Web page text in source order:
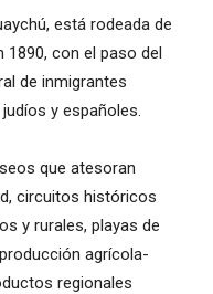
está rodeada de
1890, con el paso del
de inmigrantes
y españoles.
que atesoran
circuitos históricos
y rurales, playas de
agrícola-
regionales